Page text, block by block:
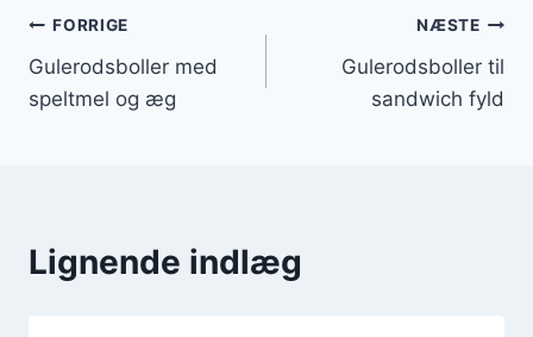
Indlægsnavigation
FORRIGE
Gulerodsboller med
speltmel og æg
NÆSTE
Gulerodsboller til
sandwich fyld
Lignende indlæg